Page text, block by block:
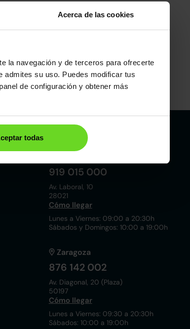
Acerca de las cookies
la navegación y de terceros para ofrecerte
admites su uso. Puedes modificar tus
de configuración y obtener más
todas
Consumo mixto
4.4l/100
919 015 000
Av. Laboral, 10
28021
Cómo llegar
Lunes a Viernes: 09:00 a 20:30h
Sábados y Domingos: 10:00 a 19:00h
Zaragoza
876 142 002
Av. Diagonal, 20 (Plaza)
50197
Cómo llegar
Lunes a Viernes: 09:30 a 20:30h
Sábados: 10:00 a 19:00h